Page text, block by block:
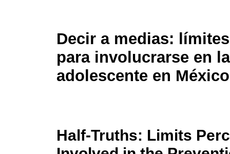
Decir a medias:
para involucrarse en
adolescente en México
Half-Truths: Limits